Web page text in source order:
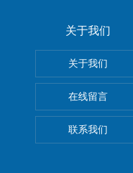
关于我们
关于我们
在线留言
联系我们